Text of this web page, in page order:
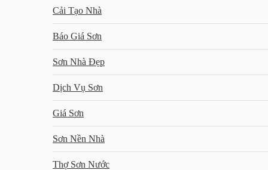
Cải Tạo Nhà
Báo Giá Sơn
Sơn Nhà Đẹp
Dịch Vụ Sơn
Giá Sơn
Sơn Nền Nhà
Thợ Sơn Nước